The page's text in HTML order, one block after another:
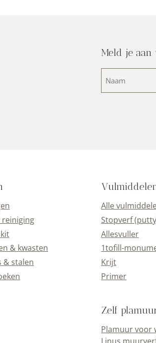
Meld je
(Vereist)
reiniging
& kwasten
& stalen
Alle
Stopverf
Allesvuller
1tofill-
Krijt
Primer
Zelf
Plamuur voor